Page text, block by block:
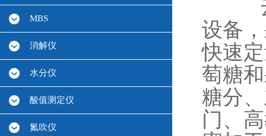
MBS
消解仪
水分仪
酸值测定仪
氮吹仪
设备
快速
萄糖
糖分
门、